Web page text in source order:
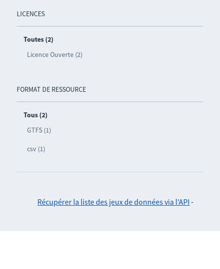
LICENCES
Toutes (2)
Licence Ouverte (2)
FORMAT DE RESSOURCE
Tous (2)
GTFS (1)
csv (1)
Récupérer la liste des jeux de données via l'API -